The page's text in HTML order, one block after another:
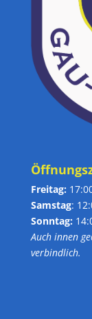
Freitag:
Samstag:
Sonntag:
Auch innen
verbindlich.